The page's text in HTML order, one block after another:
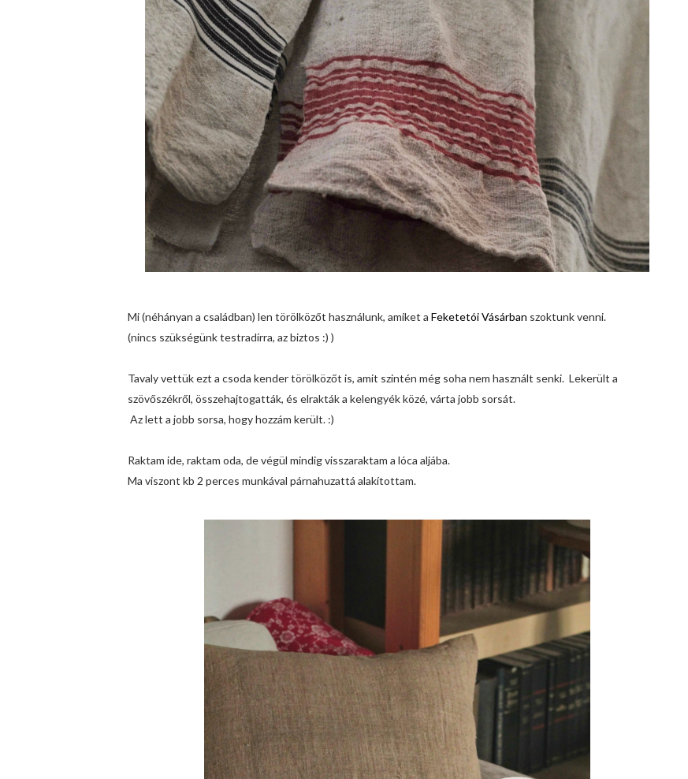
Mi (néhányan a családban) len törölközőt használunk, amiket a Feketetói Vásárban szoktunk venni.
(nincs szükségünk testradírra, az biztos :) )
Tavaly vettük ezt a csoda kender törölközőt is, amit szintén még soha nem használt senki. Lekerült a
szövőszékről, összehajtogatták, és elrakták a kelengyék közé, várta jobb sorsát.
Az lett a jobb sorsa, hogy hozzám került. :)
Raktam ide, raktam oda, de végül mindig visszaraktam a lóca aljába.
Ma viszont kb 2 perces munkával párnahuzattá alakítottam.